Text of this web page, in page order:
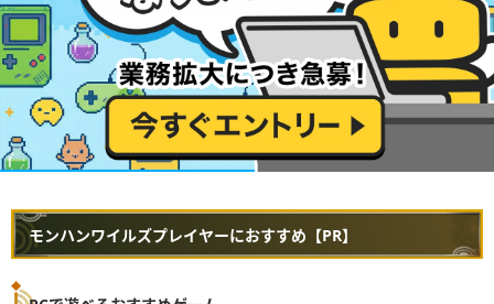
モンハンワイルズプレイヤーにおすすめ【PR】